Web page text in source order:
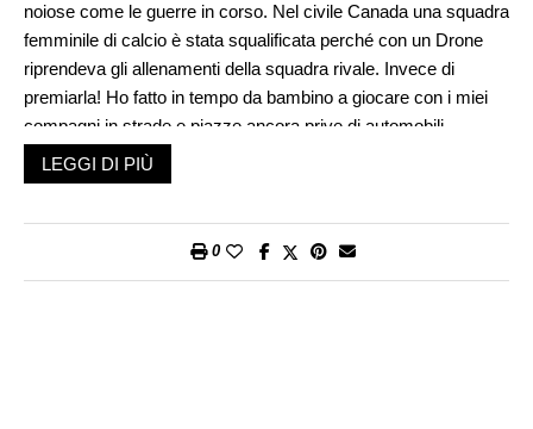
noiose come le guerre in corso. Nel civile Canada una squadra
femminile di calcio è stata squalificata perché con un Drone
riprendeva gli allenamenti della squadra rivale. Invece di
premiarla! Ho fatto in tempo da bambino a giocare con i miei
compagni in strade e piazze ancora prive di automobili.
Fossimo stati coscienti che le nostre mamme, grazie a un
Drone casalingo, ci osservavano dall’alto, avremmo messo in
LEGGI DI PIÙ
0